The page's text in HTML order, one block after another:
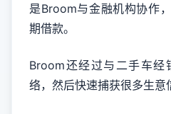
是Broom与金融机构协作
期借款。
Broom还经过与二手车
络，然后快速捕获很多生意